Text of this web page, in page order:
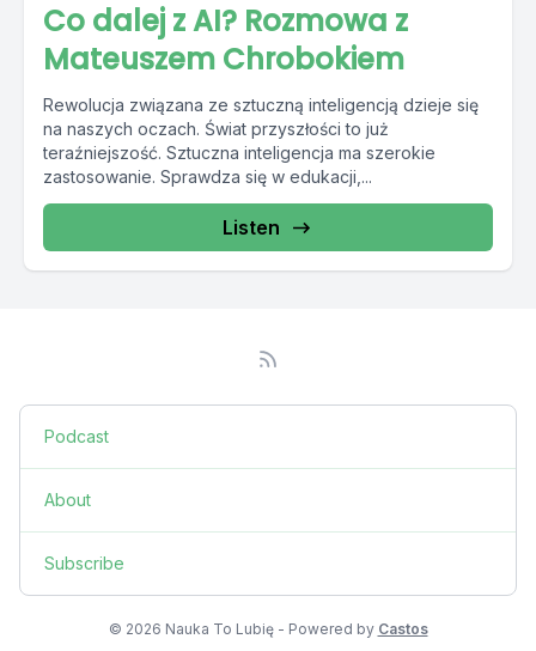
Co dalej z AI? Rozmowa z
Mateuszem Chrobokiem
Rewolucja związana ze sztuczną inteligencją dzieje się
na naszych oczach. Świat przyszłości to już
teraźniejszość. Sztuczna inteligencja ma szerokie
zastosowanie. Sprawdza się w edukacji,...
Listen
Podcast
About
Subscribe
© 2026 Nauka To Lubię - Powered by Castos